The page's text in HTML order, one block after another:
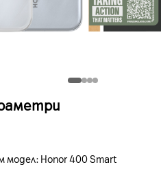
Honor 400 Smart